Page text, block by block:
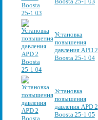
Установка
повышения
давления APD 2
Boosta 25-1 04
Установка
повышения
давления APD 2
Boosta 25-1 05